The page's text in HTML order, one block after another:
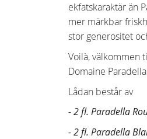
ekfatskaraktär än
mer märkbar
stor generositet
Voilà, välkommen
Domaine
Lådan består av
- 2 fl. Paradella
- 2 fl. Paradella